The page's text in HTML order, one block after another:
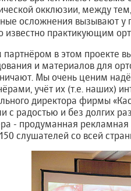
окклюзии, между
осложнения вызывают у
известно практикующим
в этом проекте
и материалов для
Мы очень ценим
учёт их (т.е. наших)
директора фирмы
с радостью и без долгих
- продуманная
слушателей со всей